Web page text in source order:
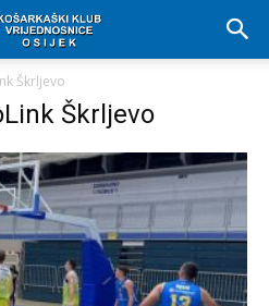
Škrljevo
Škrljevo